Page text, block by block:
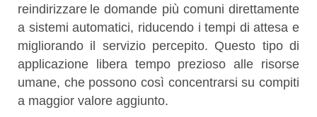
reindirizzare le domande più comuni direttamente
a sistemi automatici, riducendo i tempi di attesa e
migliorando il servizio percepito. Questo tipo di
applicazione libera tempo prezioso alle risorse
umane, che possono così concentrarsi su compiti
a maggior valore aggiunto.